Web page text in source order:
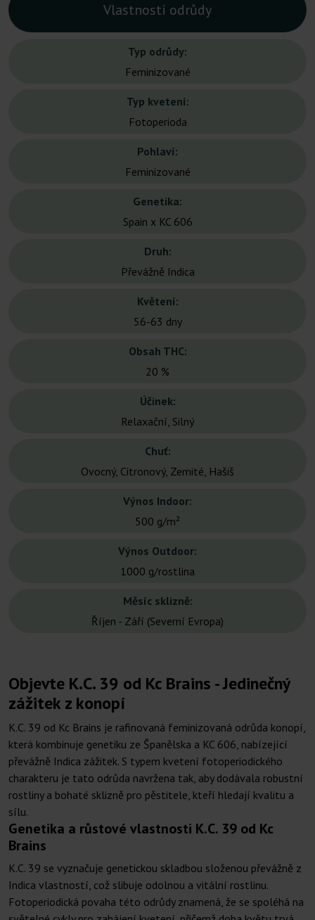
Vlastnosti odrůdy
Typ odrůdy:
Feminizované
Typ kvetení:
Fotoperioda
Pohlaví:
Feminizované
Genetika:
Spain x KC 606
Druh:
Převážně Indica
Květení:
56-63 dny
Obsah THC:
20 %
Účinek:
Relaxační, Silný
Chuť:
Ovocný, Citronový, Zemité, Hašiš
Výnos Indoor:
500 g/m²
Výnos Outdoor:
1000 g/rostlina
Měsíc sklizně:
Říjen - Září (Severní Evropa)
Objevte K.C. 39 od Kc Brains - Jedinečný
zážitek z konopí
K.C. 39 od Kc Brains je rafinovaná feminizovaná odrůda konopí,
která kombinuje genetiku ze Španělska a KC 606, nabízející
převážně Indica zážitek. S typem kvetení fotoperiodického
charakteru je tato odrůda navržena tak, aby dodávala robustní
rostliny a bohaté sklizně pro pěstitele, kteří hledají kvalitu a
sílu.
Genetika a růstové vlastnosti K.C. 39 od Kc
Brains
K.C. 39 se vyznačuje genetickou skladbou složenou převážně z
Indica vlastností, což slibuje odolnou a vitální rostlinu.
Fotoperiodická povaha této odrůdy znamená, že se spoléhá na